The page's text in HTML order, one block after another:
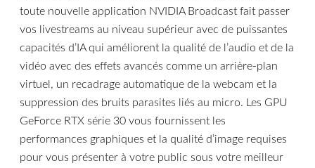
toute nouvelle application NVIDIA Broadcast fait passer
vos livestreams au niveau supérieur avec de puissantes
capacités d’IA qui améliorent la qualité de l’audio et de la
vidéo avec des effets avancés comme un arrière-plan
virtuel, un recadrage automatique de la webcam et la
suppression des bruits parasites liés au micro. Les GPU
GeForce RTX série 30 vous fournissent les
performances graphiques et la qualité d’image requises
pour vous présenter à votre public sous votre meilleur